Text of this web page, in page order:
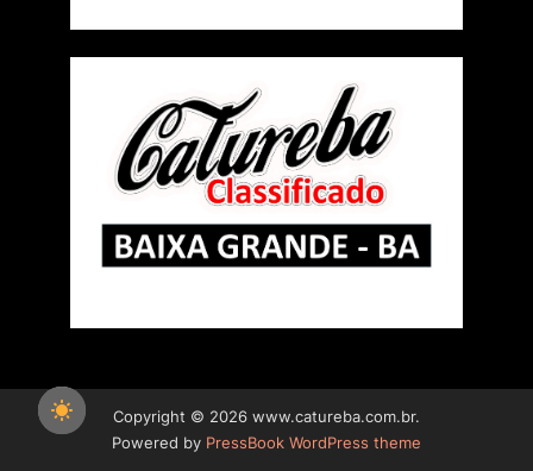
Copyright © 2026 www.catureba.com.br.
Powered by PressBook WordPress theme